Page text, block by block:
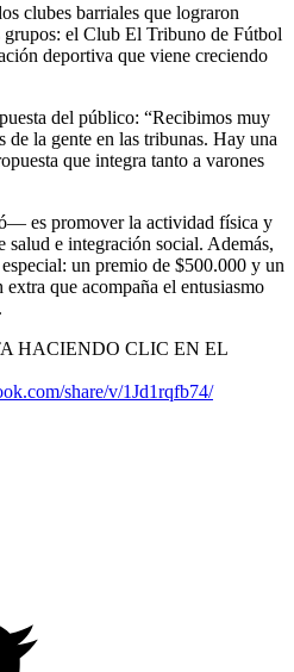
clubes barriales que lograron
grupos: el Club El Tribuno de Fútbol
deportiva que viene creciendo
del público: “Recibimos muy
de la gente en las tribunas. Hay una
que integra tanto a varones
es promover la actividad física y
salud e integración social. Además,
un premio de $500.000 y un
que acompaña el entusiasmo
HACIENDO CLIC EN EL
share/v/1Jd1rqfb74/